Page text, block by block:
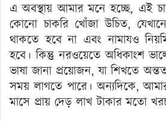
এ অবস্থায় আমার মনে হচ্ছে, এই
কোনো চাকরি খোঁজা উচিত,
থাকতে হবে না এবং নামাযও
হবে। কিন্তু নরওয়েতে অধিকাংশ
ভাষা জানা প্রয়োজন, যা শিখতে
সময় লাগতে পারে। অন্যদিকে,
মাসে প্রায় দেড় লাখ টাকার মতো